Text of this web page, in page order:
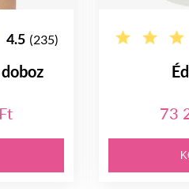
4.5 (235)
73